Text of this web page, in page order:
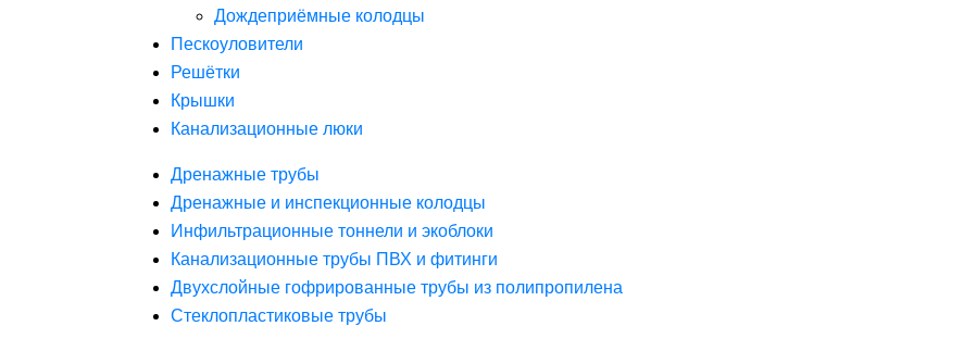
Дождеприёмные колодцы
Пескоуловители
Решётки
Крышки
Канализационные люки
Дренажные трубы
Дренажные и инспекционные колодцы
Инфильтрационные тоннели и экоблоки
Канализационные трубы ПВХ и фитинги
Двухслойные гофрированные трубы из полипропилена
Стеклопластиковые трубы